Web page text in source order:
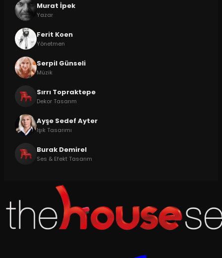
Murat İpek
Yazar
Ferit Koen
Yönetmen
Serpil Günseli
Müzik
Sırrı Topraktepe
Dekor Tasarım
Ayşe Sedef Ayter
Işık Tasarımı
Burak Demirel
Ses & Efekt Tasarım